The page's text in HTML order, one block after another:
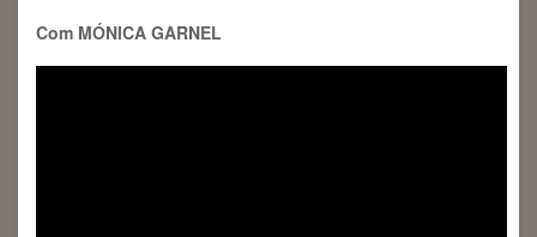
Com MÓNICA GARNEL